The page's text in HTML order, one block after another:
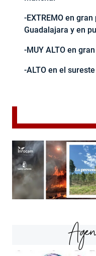
-EXTREMO en
Guadalajara y en
-MUY ALTO en
-ALTO en el